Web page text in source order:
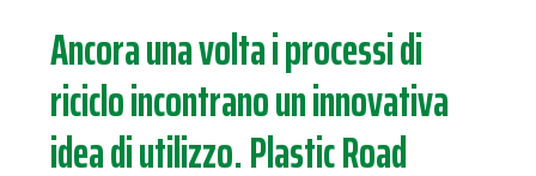
Ancora una volta i processi di
riciclo incontrano un innovativa
idea di utilizzo. Plastic Road